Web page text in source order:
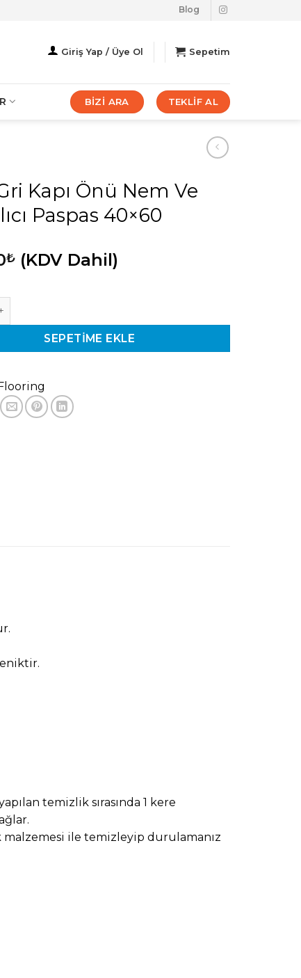
Blog
Giriş Yap / Üye Ol Sepetim
BİZİ ARA TEKLİF AL
Kapı Önü Nem Ve
Paspas 40×60
₺ (KDV Dahil)
Önü Nem Ve Toz Alıcı Paspas 40x60 adet
SEPETIME EKLE
.
temizlik sırasında 1 kere
ile temizleyip durulamanız